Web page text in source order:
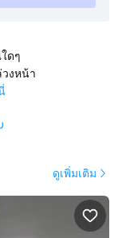
ดๆ
งหน้า
ดูเพิ่มเติม